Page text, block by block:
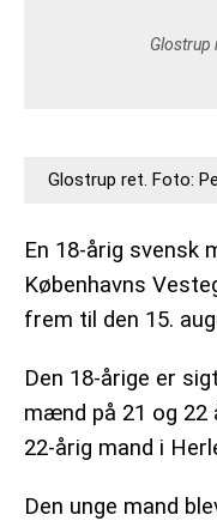
Glostrup
Glostrup ret. Foto:
En 18-årig svensk
Københavns
frem til den 15.
Den 18-årige er
mænd på 21 og
22-årig mand i
Den unge mand